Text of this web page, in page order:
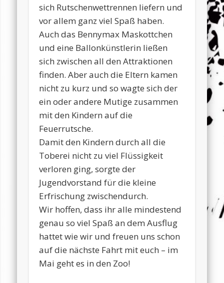
sich Rutschenwettrennen liefern und
vor allem ganz viel Spaß haben.
Auch das Bennymax Maskottchen
und eine Ballonkünstlerin ließen
sich zwischen all den Attraktionen
finden. Aber auch die Eltern kamen
nicht zu kurz und so wagte sich der
ein oder andere Mutige zusammen
mit den Kindern auf die
Feuerrutsche.
Damit den Kindern durch all die
Toberei nicht zu viel Flüssigkeit
verloren ging, sorgte der
Jugendvorstand für die kleine
Erfrischung zwischendurch.
Wir hoffen, dass ihr alle mindestend
genau so viel Spaß an dem Ausflug
hattet wie wir und freuen uns schon
auf die nächste Fahrt mit euch – im
Mai geht es in den Zoo!